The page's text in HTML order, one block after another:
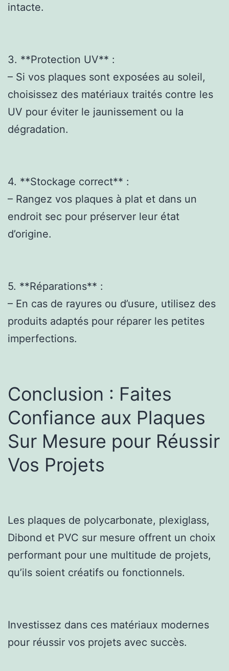
intacte.
3. **Protection UV** :
– Si vos plaques sont exposées au soleil,
choisissez des matériaux traités contre les
UV pour éviter le jaunissement ou la
dégradation.
4. **Stockage correct** :
– Rangez vos plaques à plat et dans un
endroit sec pour préserver leur état
d’origine.
5. **Réparations** :
– En cas de rayures ou d’usure, utilisez des
produits adaptés pour réparer les petites
imperfections.
Conclusion : Faites
Confiance aux Plaques
Sur Mesure pour Réussir
Vos Projets
Les plaques de polycarbonate, plexiglass,
Dibond et PVC sur mesure offrent un choix
performant pour une multitude de projets,
qu’ils soient créatifs ou fonctionnels.
Investissez dans ces matériaux modernes
pour réussir vos projets avec succès.